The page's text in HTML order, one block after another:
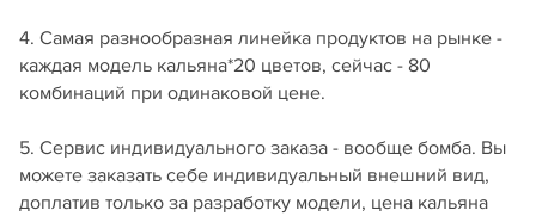
4. Самая разнообразная линейка продуктов на рынке -
каждая модель кальяна*20 цветов, сейчас - 80
комбинаций при одинаковой цене.
5. Сервис индивидуального заказа - вообще бомба. Вы
можете заказать себе индивидуальный внешний вид,
доплатив только за разработку модели, цена кальяна